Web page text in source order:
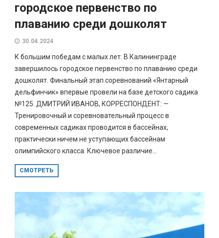
городское первенство по
плаванию среди дошколят
30.04.2024
К большим победам с малых лет. В Калининграде
завершилось городское первенство по плаванию среди
дошколят. Финальный этап соревнований «Янтарный
дельфинчик» впервые провели на базе детского садика
№125. ДМИТРИЙ ИВАНОВ, КОРРЕСПОНДЕНТ: —
Тренировочный и соревновательный процесс в
современных садиках проводится в бассейнах,
практически ничем не уступающих бассейнам
олимпийского класса. Ключевое различие...
СМОТРЕТЬ